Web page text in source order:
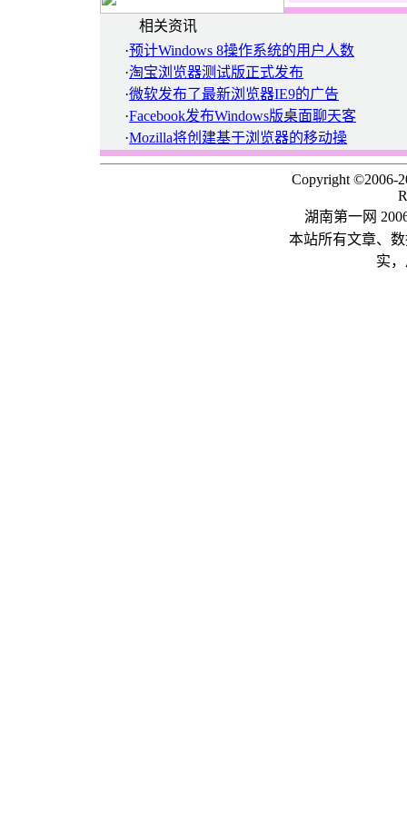
相关资讯
·预计Windows 8操作系统的用户人数
·淘宝浏览器测试版正式发布
·微软发布了最新浏览器IE9的广告
·Facebook发布Windows版桌面聊天客
·Mozilla将创建基于浏览器的移动操
Copyright ©2006-
湖南第一网
本站所有文章、
实